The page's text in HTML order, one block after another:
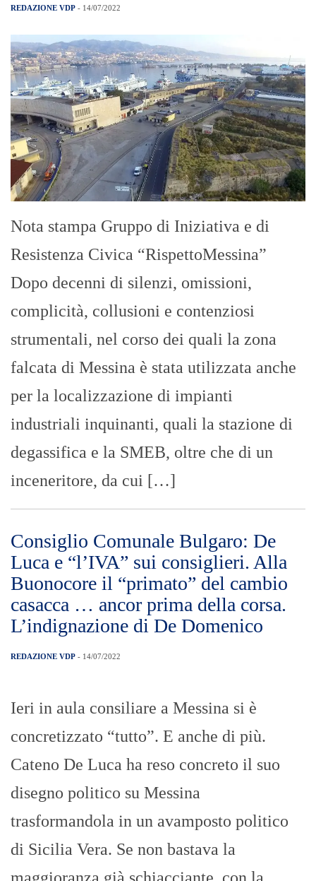
REDAZIONE VDP - 14/07/2022
Nota stampa Gruppo di Iniziativa e di
Resistenza Civica “RispettoMessina”
Dopo decenni di silenzi, omissioni,
complicità, collusioni e contenziosi
strumentali, nel corso dei quali la zona
falcata di Messina è stata utilizzata anche
per la localizzazione di impianti
industriali inquinanti, quali la stazione di
degassifica e la SMEB, oltre che di un
inceneritore, da cui […]
Consiglio Comunale Bulgaro: De
Luca e “l’IVA” sui consiglieri. Alla
Buonocore il “primato” del cambio
casacca … ancor prima della corsa.
L’indignazione di De Domenico
REDAZIONE VDP - 14/07/2022
Ieri in aula consiliare a Messina si è
concretizzato “tutto”. E anche di più.
Cateno De Luca ha reso concreto il suo
disegno politico su Messina
trasformandola in un avamposto politico
di Sicilia Vera. Se non bastava la
maggioranza già schiacciante, con la